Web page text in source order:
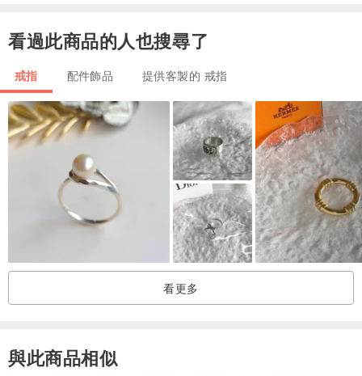
材質保養卡
品牌包裝束口袋
看過此商品的人也搜尋了
戒指 配件飾品 提供客製的 戒指
看更多
與此商品相似